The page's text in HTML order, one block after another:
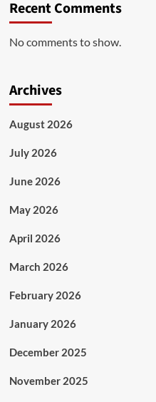
Recent Comments
No comments to show.
Archives
August 2026
July 2026
June 2026
May 2026
April 2026
March 2026
February 2026
January 2026
December 2025
November 2025